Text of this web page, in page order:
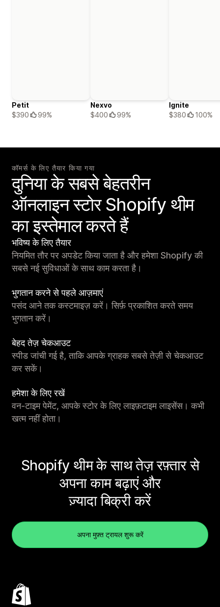
Petit
$390
99%
Nexvo
$400
99%
Ignite
$380
100%
कॉमर्स के लिए तैयार किया गया
दुनिया के सबसे बेहतरीन
ऑनलाइन स्टोर Shopify थीम
का इस्तेमाल करते हैं
भविष्य के लिए तैयार
नियमित तौर पर अपडेट किया जाता है और हमेशा Shopify की
सबसे नई सुविधाओं के साथ काम करता है।
भुगतान करने से पहले आज़माएं
पसंद आने तक कस्टमाइज़ करें। सिर्फ़ प्रकाशित करते समय
भुगतान करें।
बेहद तेज़ चेकआउट
स्पीड जांची गई है, ताकि आपके ग्राहक सबसे तेज़ी से चेकआउट
कर सकें।
हमेशा के लिए रखें
वन-टाइम पेमेंट, आपके स्टोर के लिए लाइफ़टाइम लाइसेंस। कभी
खत्म नहीं होता।
Shopify थीम के साथ तेज़ रफ़्तार से
अपना काम बढ़ाएं और
ज़्यादा बिक्री करें
अपना मुफ़्त ट्रायल शुरू करें